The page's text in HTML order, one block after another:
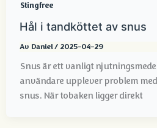
Stingfree
Hål i tandköttet av snus
Av Daniel/ 2025-04-29
Snus är ett vanligt
användare upplever problem
snus. När tobaken ligger direkt